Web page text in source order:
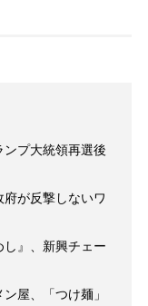
プ大統領再選後
が反撃しないワ
し』、新興チェー
屋、「つけ麺」